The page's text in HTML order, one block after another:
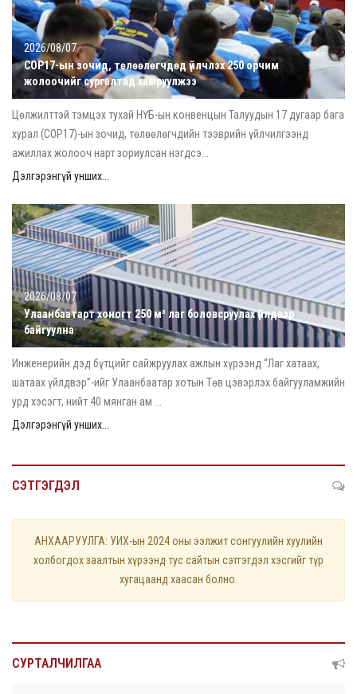
2026/08/07
COP17-ын зочид, төлөөлөгчдөд үйлчлэх 250 орчим
жолоочийг сургалтад хамруулжээ
Цөлжилттэй тэмцэх тухай НҮБ-ын конвенцын Талуудын 17 дугаар бага
хурал (COP17)-ын зочид, төлөөлөгчдийн тээврийн үйлчилгээнд
ажиллах жолооч нарт зориулсан нэгдсэ...
Дэлгэрэнгүй унших...
2026/08/07
Улаанбаатарт хоногт 250 м³ лаг боловсруулах үйлдвэр
байгуулна
Инженерийн дэд бүтцийг сайжруулах ажлын хүрээнд “Лаг хатаах,
шатаах үйлдвэр”-ийг Улаанбаатар хотын Төв цэвэрлэх байгууламжийн
урд хэсэгт, нийт 40 мянган ам ...
Дэлгэрэнгүй унших...
СЭТГЭГДЭЛ
АНХААРУУЛГА: УИХ-ын 2024 оны ээлжит сонгуулийн хуулийн
холбогдох заалтын хүрээнд тус сайтын сэтгэгдэл хэсгийг түр
хугацаанд хаасан болно.
СУРТАЛЧИЛГАА